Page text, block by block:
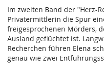
Im zweiten Band der "Herz-
Privatermittlerin die Spur
freigesprochenen Mörders,
Ausland geflüchtet ist.
Recherchen führen Elena
genau wie zwei